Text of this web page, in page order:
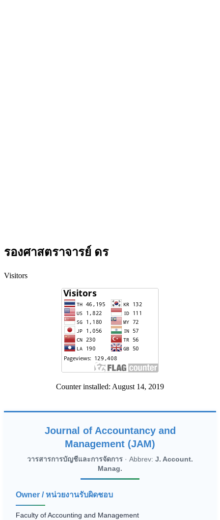
รองศาสตราจารย์ ดร
Visitors
Counter installed: August 14, 2019
Journal of Accountancy and
Management (JAM)
วารสารการบัญชีและการจัดการ · Abbrev: J. Account.
Manag.
Owner / หน่วยงานรับผิดชอบ
Faculty of Accounting and Management